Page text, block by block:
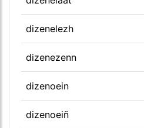
dizenelezh
dizenezenn
dizenoein
dizenoeiñ